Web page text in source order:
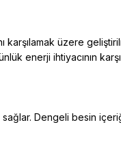
karşılamak üzere
enerji ihtiyacının
Dengeli besin